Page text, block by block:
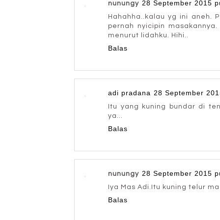
nunungy 28 September 2015
Hahahha..kalau yg ini aneh.
pernah nyicipin
menurut lidahku. Hihi..
Balas
adi pradana 28 September
Itu yang kuning bundar di
ya...
Balas
nunungy 28 September 2015
Iya Mas Adi.Itu kuning telur
Balas